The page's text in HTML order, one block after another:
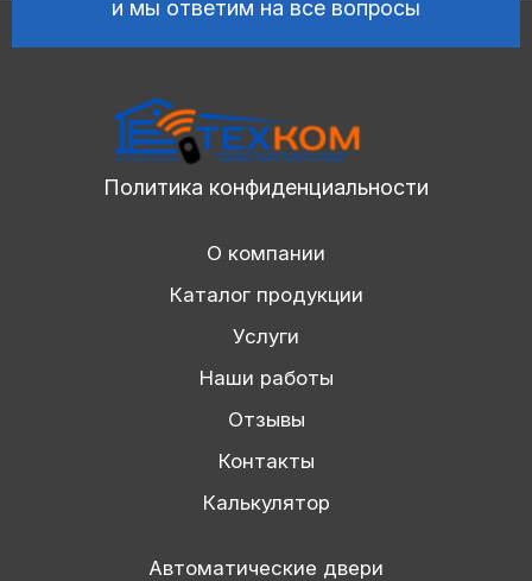
и мы ответим на все вопросы
Политика конфиденциальности
О компании
Каталог продукции
Услуги
Наши работы
Отзывы
Контакты
Калькулятор
Автоматические двери